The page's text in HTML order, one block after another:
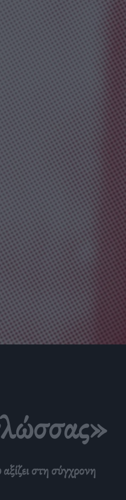
στη σύγχρονη